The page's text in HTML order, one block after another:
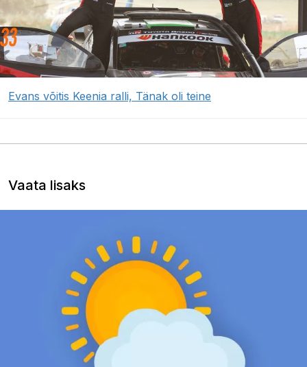
Evans võitis Keenia ralli, Tänak oli teine
Vaata lisaks